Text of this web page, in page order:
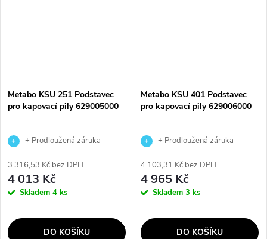
Metabo KSU 251 Podstavec
pro kapovací pily 629005000
+ Prodloužená záruka
3 316,53 Kč bez DPH
4 013 Kč
Skladem 4 ks
DO KOŠÍKU
Metabo KSU 401 Podstavec
pro kapovací pily 629006000
+ Prodloužená záruka
4 103,31 Kč bez DPH
4 965 Kč
Skladem 3 ks
DO KOŠÍKU